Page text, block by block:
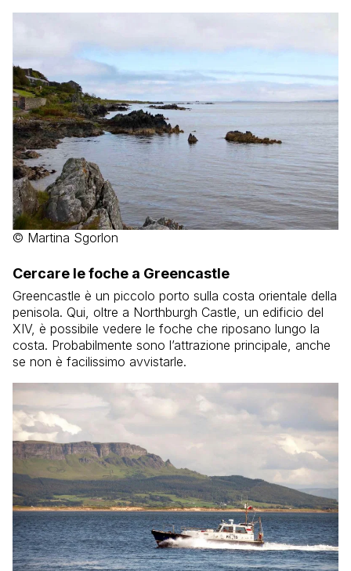
© Martina Sgorlon
Cercare le foche a Greencastle
Greencastle è un piccolo porto sulla costa orientale della
penisola. Qui, oltre a Northburgh Castle, un edificio del
XIV, è possibile vedere le foche che riposano lungo la
costa. Probabilmente sono l’attrazione principale, anche
se non è facilissimo avvistarle.